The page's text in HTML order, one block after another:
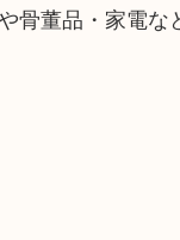
骨董品・家電な